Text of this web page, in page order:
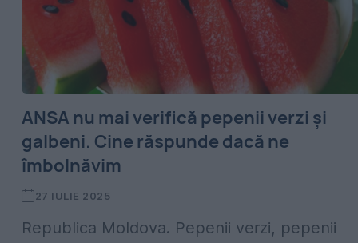
ANSA nu mai verifică pepenii verzi și
galbeni. Cine răspunde dacă ne
îmbolnăvim
27 IULIE 2025
Republica Moldova. Pepenii verzi, pepenii